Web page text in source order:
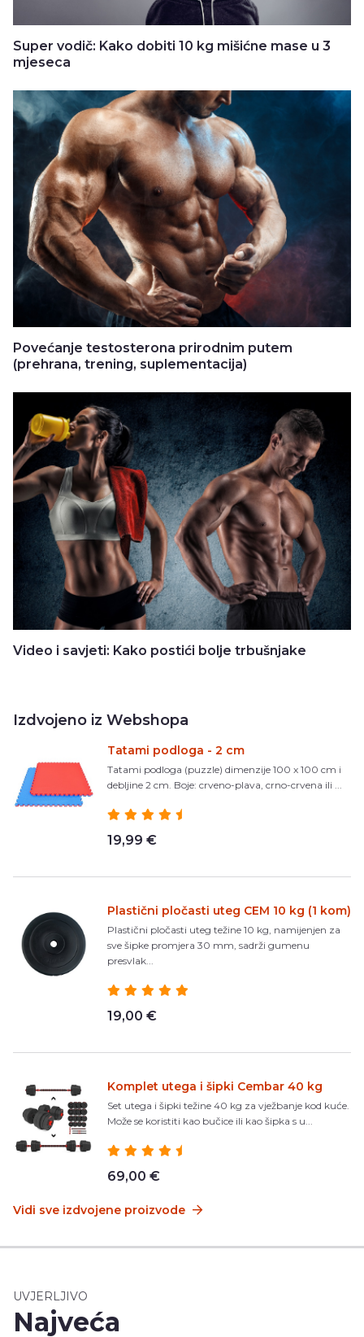
Super vodič: Kako dobiti 10 kg mišićne mase u 3
mjeseca
Povećanje testosterona prirodnim putem
(prehrana, trening, suplementacija)
Video i savjeti: Kako postići bolje trbušnjake
Izdvojeno iz Webshopa
Tatami podloga - 2 cm
Tatami podloga (puzzle) dimenzije 100 x 100 cm i
debljine 2 cm. Boje: crveno-plava, crno-crvena ili ...
19,99 €
Plastični pločasti uteg CEM 10 kg (1 kom)
Plastični pločasti uteg težine 10 kg, namijenjen za
sve šipke promjera 30 mm, sadrži gumenu
presvlak...
19,00 €
Komplet utega i šipki Cembar 40 kg
Set utega i šipki težine 40 kg za vježbanje kod kuće.
Može se koristiti kao bučice ili kao šipka s u...
69,00 €
Vidi sve izdvojene proizvode
UVJERLJIVO
Najveća